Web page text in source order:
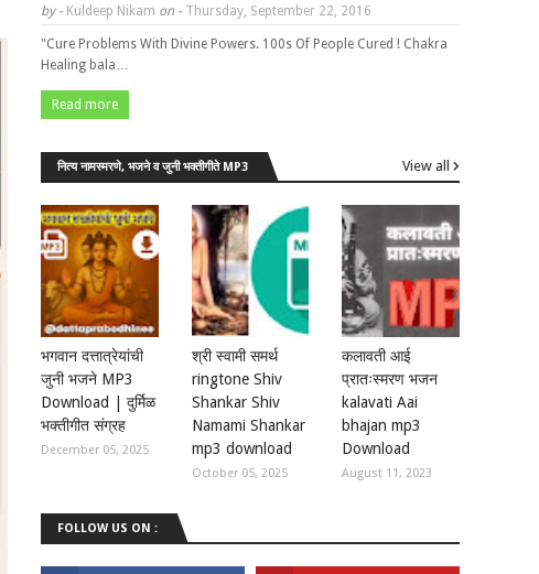
by - Kuldeep Nikam on - Thursday, September 22, 2016
"Cure Problems With Divine Powers. 100s Of People Cured ! Chakra
Healing bala…
Read more
नित्य नामस्मरणे, भजने व जुनी भक्तीगीते MP3 View all
भगवान दत्तात्रेयांची
जुनी भजने MP3
Download | दुर्मिळ
भक्तीगीत संग्रह
December 05, 2025
श्री स्वामी समर्थ
ringtone Shiv
Shankar Shiv
Namami Shankar
mp3 download
October 05, 2025
कलावती आई
प्रातःस्मरण भजन
kalavati Aai
bhajan mp3
Download
August 11, 2023
FOLLOW US ON :